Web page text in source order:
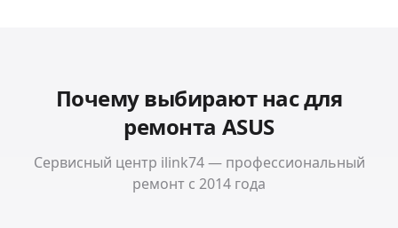
Почему выбирают нас для
ремонта ASUS
Сервисный центр ilink74 — профессиональный
ремонт с 2014 года